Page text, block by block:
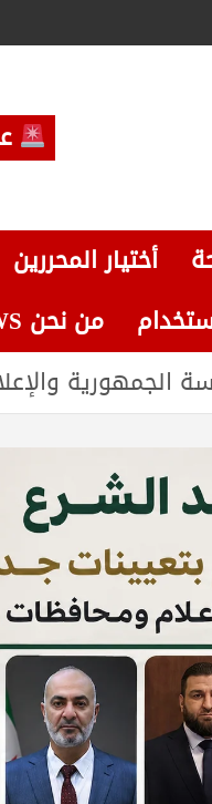
أختيار المحررين
من نحن BAZNEWS
الجمهورية